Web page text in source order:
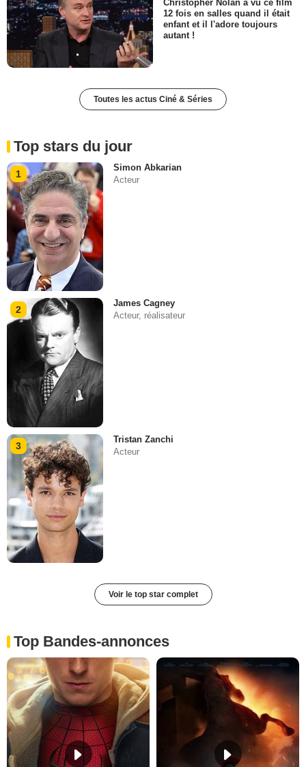
Christopher Nolan a vu ce film
12 fois en salles quand il était
enfant et il l'adore toujours
autant !
Toutes les actus Ciné & Séries
Top stars du jour
1
Simon Abkarian
Acteur
2
James Cagney
Acteur, réalisateur
3
Tristan Zanchi
Acteur
Voir le top star complet
Top Bandes-annonces